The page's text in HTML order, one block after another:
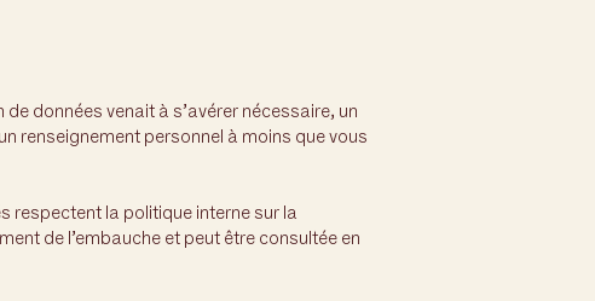
données venait à s’avérer nécessaire, un
renseignement personnel à moins que vous
respectent la politique interne sur la
de l’embauche et peut être consultée en